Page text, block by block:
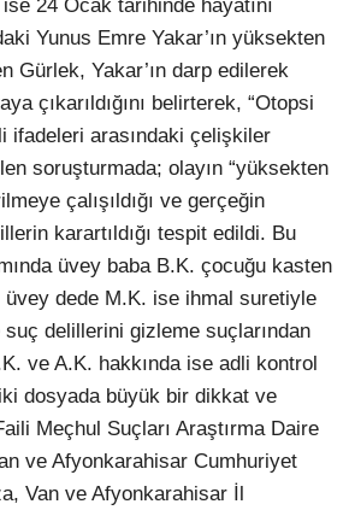
24 Ocak tarihinde hayatını
Yunus Emre Yakar’ın yüksekten
Gürlek, Yakar’ın darp edilerek
çıkarıldığını belirterek, “Otopsi
ifadeleri arasındaki çelişkiler
soruşturmada; olayın “yüksekten
çalışıldığı ve gerçeğin
karartıldığı tespit edildi. Bu
üvey baba B.K. çocuğu kasten
dede M.K. ise ihmal suretiyle
delillerini gizleme suçlarından
ve A.K. hakkında ise adli kontrol
dosyada büyük bir dikkat ve
Meçhul Suçları Araştırma Daire
ve Afyonkarahisar Cumhuriyet
Van ve Afyonkarahisar İl